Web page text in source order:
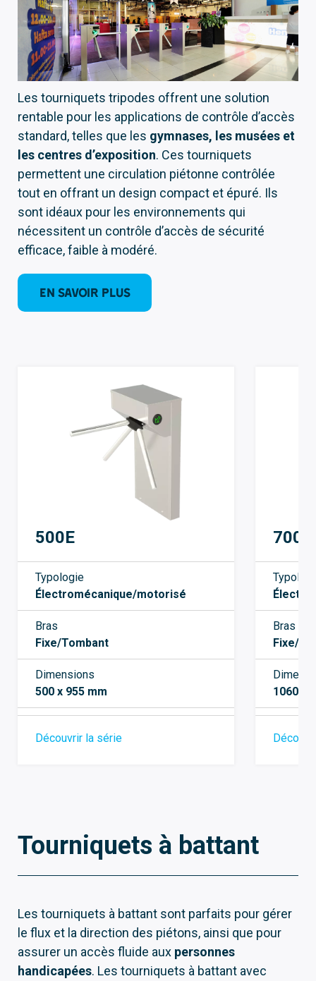
Les tourniquets tripodes offrent une solution
rentable pour les applications de contrôle d’accès
standard, telles que les gymnases, les musées et
les centres d’exposition. Ces tourniquets
permettent une circulation piétonne contrôlée
tout en offrant un design compact et épuré. Ils
sont idéaux pour les environnements qui
nécessitent un contrôle d’accès de sécurité
efficace, faible à modéré.
En savoir plus
500E
Typologie
Électromécanique/motorisé
Bras
Fixe/Tombant
Dimensions
500 x 955 mm
Découvrir la série
700
Bras
Fixe/
1060 x
Tourniquets à battant
Les tourniquets à battant sont parfaits pour gérer
le flux et la direction des piétons, ainsi que pour
assurer un accès fluide aux personnes
handicapées. Les tourniquets à battant avec